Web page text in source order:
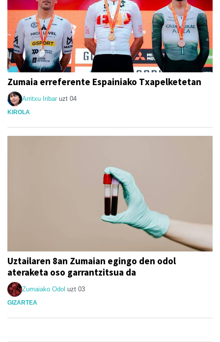
Zumaia erreferente Espainiako Txapelketetan
Arritxu Iribar uzt 04
KIROLA
Uztailaren 8an Zumaian egingo den odol
ateraketa oso garrantzitsua da
Zumaiako Odol uzt 03
GIZARTEA